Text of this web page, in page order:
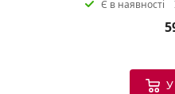
Є в наявності